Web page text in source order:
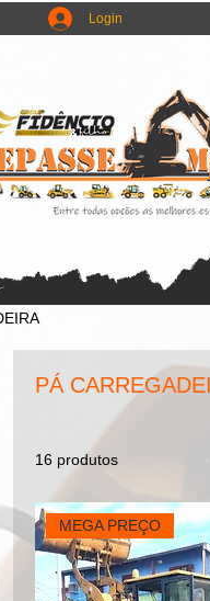
Login
PÁ
16 produtos
MEGA PREÇO